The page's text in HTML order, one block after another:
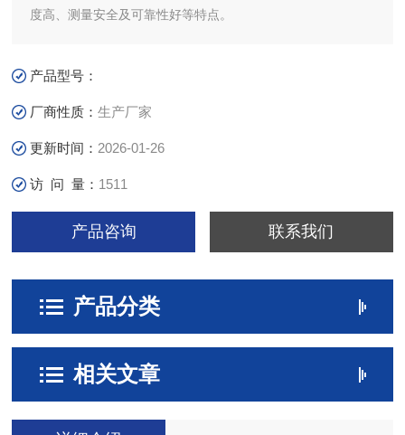
度高、测量安全及可靠性好等特点。
产品型号：
厂商性质：生产厂家
更新时间： 2026-01-26
访 问 量： 1511
产品咨询 联系我们
产品分类
相关文章